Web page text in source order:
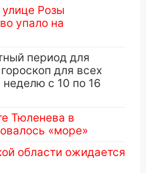
Розы
упало на
период для
для всех
неделю с 10 по 16
Тюленева в
«море»
области ожидается